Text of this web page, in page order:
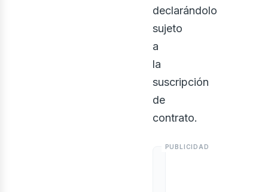
declarándolo
sujeto
a
la
suscripción
de
contrato.